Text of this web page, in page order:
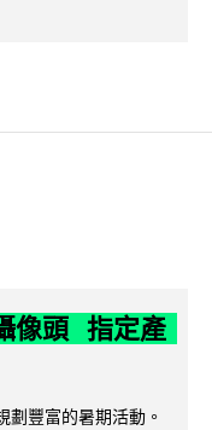
像頭 指定產
豐富的暑期活動。